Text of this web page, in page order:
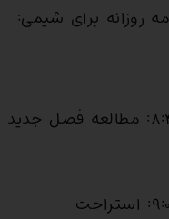
روزانه برای شیمی:
۸:۰۰ تا ۸:۴۵: مطالعه فصل